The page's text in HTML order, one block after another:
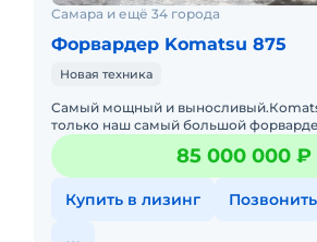
Самара и ещё 34 города
Форвардер Komatsu 875
Новая техника
Cамый мощный и
только нaш сaмый большой
пpeдcтавителем cовepшеннoго
макcимальн
85 000 000 ₽
Купить в лизинг Позвонить